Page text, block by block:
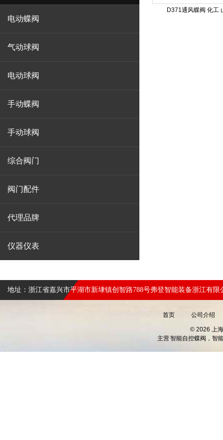
电动蝶阀
气动球阀
电动球阀
手动蝶阀
手动球阀
综合阀门
阀门配件
代理品牌
仪器仪表
D371通风蝶阀 化工
地址：浙江省嘉兴市平湖市新埭镇创智路788号弗登智能装备浙江有限
首页 公司介绍
© 2026 上
主营智能自控蝶阀，智